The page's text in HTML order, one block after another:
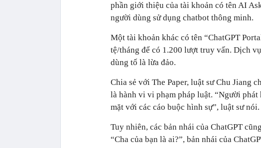
phần giới thiệu của tài khoản có tên AI
người dùng sử dụng chatbot thông minh.
Một tài khoản khác có tên “ChatGPT
tệ/tháng để có 1.200 lượt truy vấn. Dịch
dùng tố là lừa đảo.
Chia sẻ với The Paper, luật sư Chu Jiang
là hành vi vi phạm pháp luật. “Người
mặt với các cáo buộc hình sự”, luật sư nói.
Tuy nhiên, các bản nhái của ChatGPT
“Cha của bạn là ai?”, bản nhái của